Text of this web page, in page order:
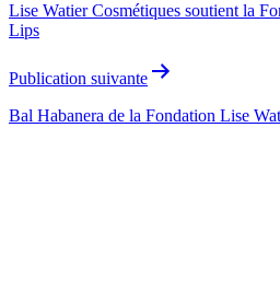
l’article
Lise Watier Cosmétiques soutient la
Lips
Publication suivante
Bal Habanera de la Fondation Lise